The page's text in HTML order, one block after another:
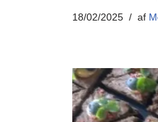
18/02/2025 af